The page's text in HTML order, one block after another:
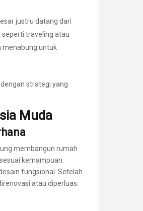
justru datang dari
traveling atau
menabung untuk
strategi yang
Muda
membangun rumah
kemampuan.
fungsional. Setelah
atau diperluas.